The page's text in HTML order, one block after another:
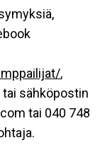
,
tai sähköpostin
tai 040 748